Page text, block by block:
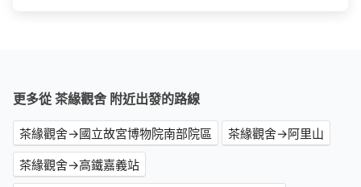
更多從 茶緣觀舍 附近出發的路線
茶緣觀舍→國立故宮博物院南部院區
茶緣觀舍→阿里山
茶緣觀舍→高鐵嘉義站